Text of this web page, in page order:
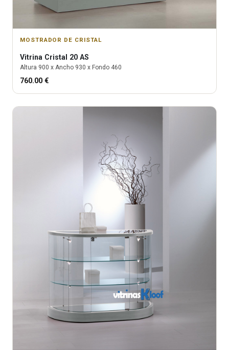
MOSTRADOR DE CRISTAL
Vitrina Cristal 20 AS
Altura 900 x Ancho 930 x Fondo 460
760.00 €